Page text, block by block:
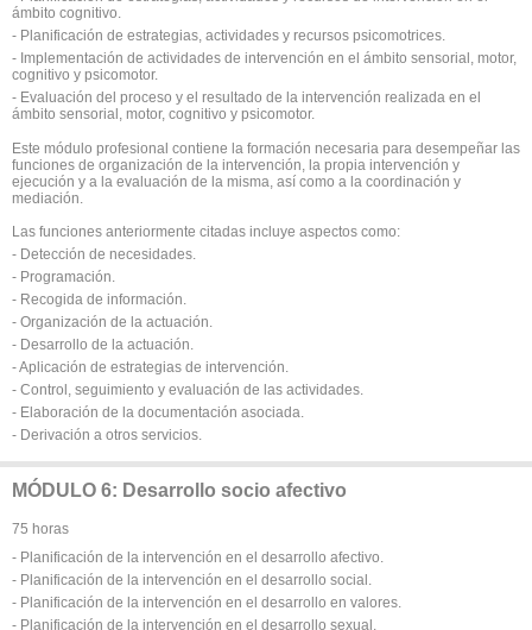
ámbito cognitivo.
- Planificación de estrategias, actividades y recursos psicomotrices.
- Implementación de actividades de intervención en el ámbito sensorial, motor,
cognitivo y psicomotor.
- Evaluación del proceso y el resultado de la intervención realizada en el
ámbito sensorial, motor, cognitivo y psicomotor.
Este módulo profesional contiene la formación necesaria para desempeñar las
funciones de organización de la intervención, la propia intervención y
ejecución y a la evaluación de la misma, así como a la coordinación y
mediación.
Las funciones anteriormente citadas incluye aspectos como:
- Detección de necesidades.
- Programación.
- Recogida de información.
- Organización de la actuación.
- Desarrollo de la actuación.
- Aplicación de estrategias de intervención.
- Control, seguimiento y evaluación de las actividades.
- Elaboración de la documentación asociada.
- Derivación a otros servicios.
MÓDULO 6: Desarrollo socio afectivo
75 horas
- Planificación de la intervención en el desarrollo afectivo.
- Planificación de la intervención en el desarrollo social.
- Planificación de la intervención en el desarrollo en valores.
- Planificación de la intervención en el desarrollo sexual.